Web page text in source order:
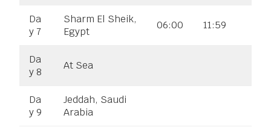
Da
y 7
Sharm El Sheik,
Egypt
06:00 11:59
Da
y 8
At Sea
Da
y 9
Jeddah, Saudi
Arabia